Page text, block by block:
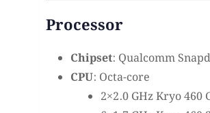
Processor
Chipset: Qualcomm
CPU: Octa-core
2×2.0 GHz Kryo 460